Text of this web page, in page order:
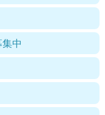
中